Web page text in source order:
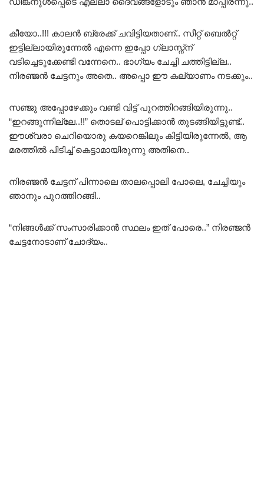
കീയോ..!!! കാലൻ ബ്രേക്ക് ചവിട്ടിയതാണ്.. സീറ്റ് ബെൽറ്റ്
ഇട്ടില്ലായിരുന്നേൽ എന്നെ ഇപ്പോ ഗ്ലാസ്ന്ന്
വടിച്ചെടുക്കേണ്ടി വന്നേനെ.. ഭാഗ്യം ചേച്ചി ചത്തിട്ടില്ല..
നിരഞ്ജൻ ചേട്ടനും അതെ.. അപ്പൊ ഈ കല്യാണം നടക്കും..
സഞ്ജു അപ്പോഴേക്കും വണ്ടി വിട്ട് പുറത്തിറങ്ങിയിരുന്നു..
“ഇറങ്ങുന്നില്ലേ..!!” തൊടല് പൊട്ടിക്കാൻ തുടങ്ങിയിട്ടുണ്ട്..
ഈശ്വരാ ചെറിയൊരു കയറെങ്കിലും കിട്ടിയിരുന്നേൽ, ആ
മരത്തിൽ പിടിച്ച് കെട്ടാമായിരുന്നു അതിനെ..
നിരഞ്ജൻ ചേട്ടന് പിന്നാലെ താലപ്പൊലി പോലെ, ചേച്ചിയും
ഞാനും പുറത്തിറങ്ങി..
“നിങ്ങൾക്ക് സംസാരിക്കാൻ സ്ഥലം ഇത് പോരെ..” നിരഞ്ജൻ
ചേട്ടനോടാണ് ചോദ്യം..